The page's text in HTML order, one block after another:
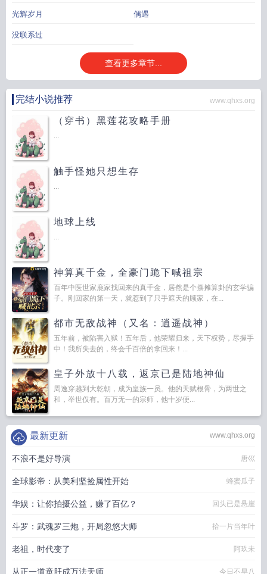
光辉岁月 偶遇
没联系过
查看更多章节...
完结小说推荐 www.qhxs.org
（穿书）黑莲花攻略手册
...
触手怪她只想生存
...
地球上线
...
神算真千金，全豪门跪下喊祖宗
百年中医世家鹿家找回来的真千金，居然是个摆摊算卦的玄学骗
子。刚回家的第一天，就惹到了只手遮天的顾家，在...
都市无敌战神（又名：逍遥战神）
五年前，被陷害入狱！五年后，他荣耀归来，天下权势，尽握手
中！我所失去的，终会千百倍的拿回来！...
皇子外放十八载，返京已是陆地神仙
周逸穿越到大乾朝，成为皇族一员。他的天赋根骨，为两世之
和，举世仅有。百万无一的宗师，他十岁便...
www.qhxs.org
最新更新
不浪不是好导演 唐巛
全球影帝：从美利坚捡属性开始 蜂蜜瓜子
华娱：让你拍摄公益，赚了百亿？ 回头已是悬崖
斗罗：武魂罗三炮，开局忽悠大师 拾一片当年叶
老祖，时代变了 阿玖未
从正一道童肝成万法天师 今日不早八